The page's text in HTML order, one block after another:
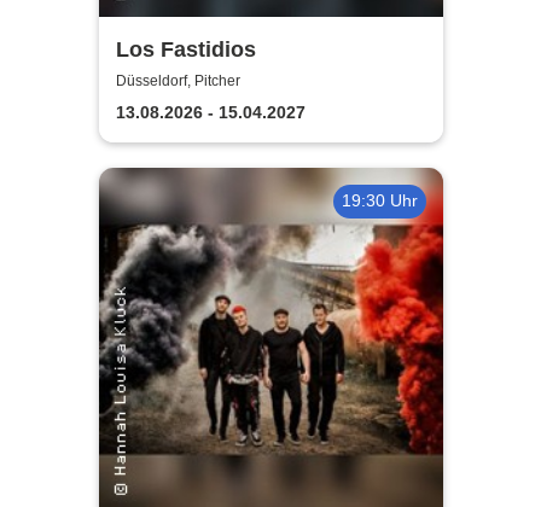
Los Fastidios
Düsseldorf, Pitcher
13.08.2026 - 15.04.2027
19:30 Uhr